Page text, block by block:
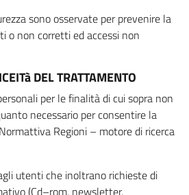
sono osservate per prevenire la
o non corretti ed accessi non
DEL TRATTAMENTO
per le finalità di cui sopra non
necessario per consentire la
Regioni – motore di ricerca
utenti che inoltrano richieste di
(Cd–rom, newsletter,